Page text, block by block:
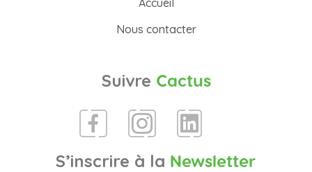
Accueil
Nous contacter
Suivre Cactus
S’inscrire à la Newsletter